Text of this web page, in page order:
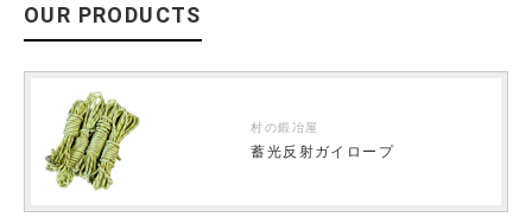
OUR PRODUCTS
村の鍛冶屋
蓄光反射ガイロープ